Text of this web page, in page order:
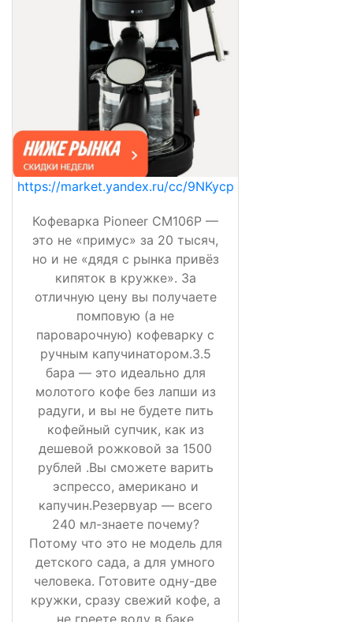
https://market.yandex.ru/cc/9NKycp
Кофеварка Pioneer CM106P —
это не «примус» за 20 тысяч,
но и не «дядя с рынка привёз
кипяток в кружке». За
отличную цену вы получаете
помповую (а не
пароварочную) кофеварку с
ручным капучинатором.3.5
бара — это идеально для
молотого кофе без лапши из
радуги, и вы не будете пить
кофейный супчик, как из
дешевой рожковой за 1500
рублей .Вы сможете варить
эспрессо, американо и
капучин.Резервуар — всего
240 мл-знаете почему?
Потому что это не модель для
детского сада, а для умного
человека. Готовите одну-две
кружки, сразу свежий кофе, а